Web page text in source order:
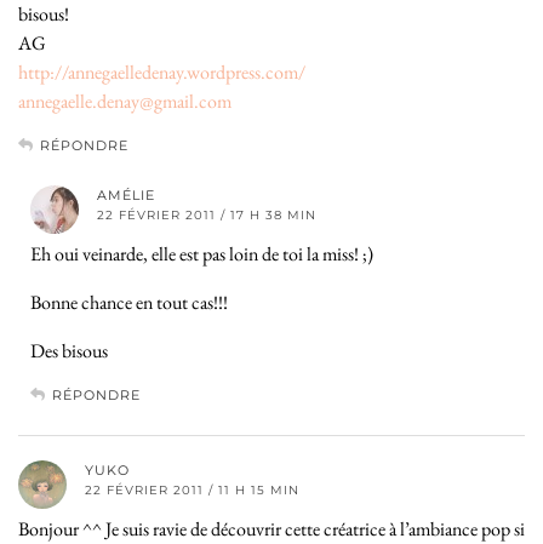
bisous!
AG
http://annegaelledenay.wordpress.com/
annegaelle.denay@gmail.com
RÉPONDRE
AMÉLIE
22 FÉVRIER 2011 / 17 H 38 MIN
Eh oui veinarde, elle est pas loin de toi la miss! ;)
Bonne chance en tout cas!!!
Des bisous
RÉPONDRE
YUKO
22 FÉVRIER 2011 / 11 H 15 MIN
Bonjour ^^ Je suis ravie de découvrir cette créatrice à l’ambiance pop si